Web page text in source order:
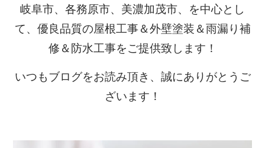
岐阜市、各務原市、美濃加茂市、を中心とし
て、優良品質の屋根工事＆外壁塗装＆雨漏り補
修＆防水工事をご提供致します！
いつもブログをお読み頂き、誠にありがとうご
ざいます！